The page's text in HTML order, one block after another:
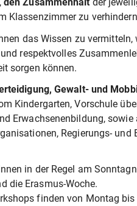
den Zusammenhalt der
Klassenzimmer zu
das Wissen zu
respektvolles
sorgen können.
Gewalt- und
Kindergarten, Vorschule
Erwachsenenbildung,
Regierungs-
in der Regel am
die Erasmus-Woche.
finden von Montag